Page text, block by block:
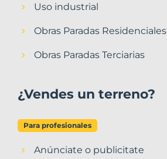
Uso industrial
Obras Paradas Residenciales
Obras Paradas Terciarias
¿Vendes un terreno?
Para profesionales
Anúnciate o publicitate